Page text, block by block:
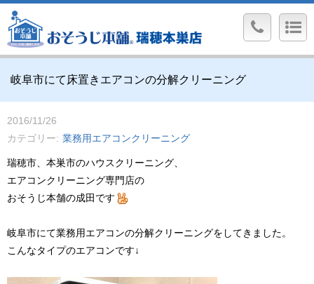
岐阜市にて床置きエアコンの分解クリーニング
2016/11/26
カテゴリー
業務用エアコンクリーニング
瑞穂市、本巣市のハウスクリーニング、
エアコンクリーニング専門店の
おそうじ本舗の成田です
岐阜市にて業務用エアコンの分解クリーニングをしてきました。
こんなタイプのエアコンです↓